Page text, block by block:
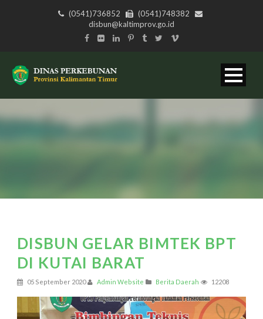
(0541)736852
(0541)748382
disbun@kaltimprov.go.id
DISBUN GELAR BIMTEK BPT
DI KUTAI BARAT
05 September 2020 Admin Website Berita Daerah 12208